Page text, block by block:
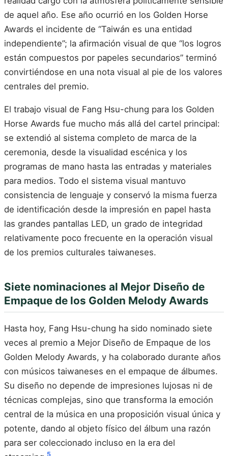
de aquel año. Ese año ocurrió en los Golden Horse
Awards el incidente de “Taiwán es una entidad
independiente”; la afirmación visual de que “los logros
están compuestos por papeles secundarios” terminó
convirtiéndose en una nota visual al pie de los valores
centrales del premio.
El trabajo visual de Fang Hsu-chung para los Golden
Horse Awards fue mucho más allá del cartel principal:
se extendió al sistema completo de marca de la
ceremonia, desde la visualidad escénica y los
programas de mano hasta las entradas y materiales
para medios. Todo el sistema visual mantuvo
consistencia de lenguaje y conservó la misma fuerza
de identificación desde la impresión en papel hasta
las grandes pantallas LED, un grado de integridad
relativamente poco frecuente en la operación visual
de los premios culturales taiwaneses.
Siete nominaciones al Mejor Diseño de
Empaque de los Golden Melody Awards
Hasta hoy, Fang Hsu-chung ha sido nominado siete
veces al premio a Mejor Diseño de Empaque de los
Golden Melody Awards, y ha colaborado durante años
con músicos taiwaneses en el empaque de álbumes.
Su diseño no depende de impresiones lujosas ni de
técnicas complejas, sino que transforma la emoción
central de la música en una proposición visual única y
potente, dando al objeto físico del álbum una razón
para ser coleccionado incluso en la era del
5